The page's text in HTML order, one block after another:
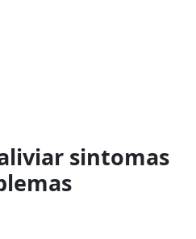
sintomas